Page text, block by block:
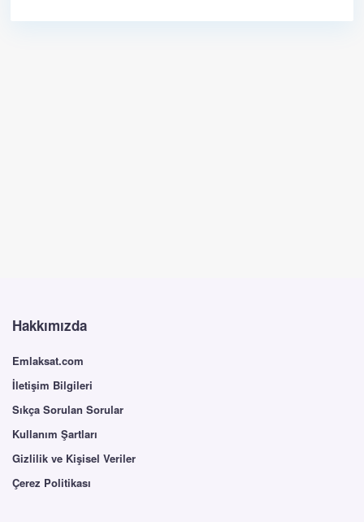
Hakkımızda
Emlaksat.com
İletişim Bilgileri
Sıkça Sorulan Sorular
Kullanım Şartları
Gizlilik ve Kişisel Veriler
Çerez Politikası